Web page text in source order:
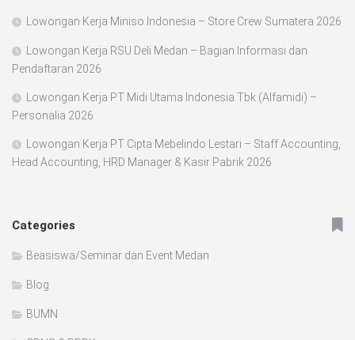
Lowongan Kerja Miniso Indonesia – Store Crew Sumatera 2026
Lowongan Kerja RSU Deli Medan – Bagian Informasi dan
Pendaftaran 2026
Lowongan Kerja PT Midi Utama Indonesia Tbk (Alfamidi) –
Personalia 2026
Lowongan Kerja PT Cipta Mebelindo Lestari – Staff Accounting,
Head Accounting, HRD Manager & Kasir Pabrik 2026
Categories
Beasiswa/Seminar dan Event Medan
Blog
BUMN